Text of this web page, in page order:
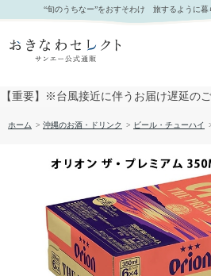
※送料込 生ビール【オリオン ザ・プレミアム
レクト サンエー公式通販
“旬のうちなー”をおすそわけ 旅するように暮
【重要】※台風接近に伴うお届け遅延の
ホーム > 沖縄のお酒・ドリンク > ビール・チューハイ